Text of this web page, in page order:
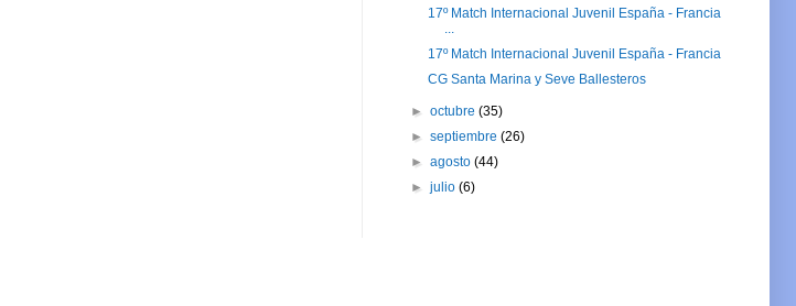
17º Match Internacional Juvenil España - Francia
...
17º Match Internacional Juvenil España - Francia
CG Santa Marina y Seve Ballesteros
►octubre(35)
►septiembre(26)
►agosto(44)
►julio(6)